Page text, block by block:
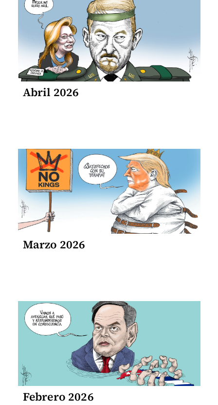
Abril 2026
Marzo 2026
Febrero 2026